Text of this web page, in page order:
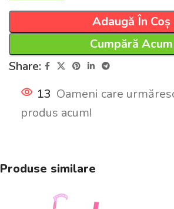
Adaugă În Coș
Cumpără Acum
Share:
13 Oameni care
produs acum!
Produse similare